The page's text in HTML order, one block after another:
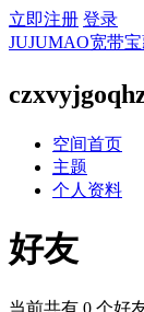
立即注册 登录
JUJUMAO宽带宝
空间首页
主题
个人资料
好友
当前共有 0 个好